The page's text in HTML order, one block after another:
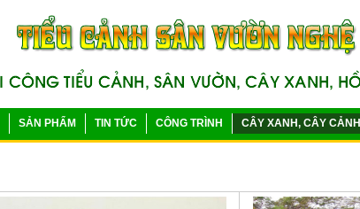
SẢN PHẨM TIN TỨC CÔNG TRÌNH CÂY XANH, CÂY CẢNH